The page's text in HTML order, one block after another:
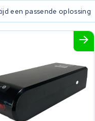
een passende oplossing